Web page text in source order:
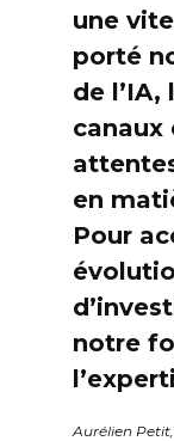
une
porté
de
canaux
en
Pour
notre
Aurélien